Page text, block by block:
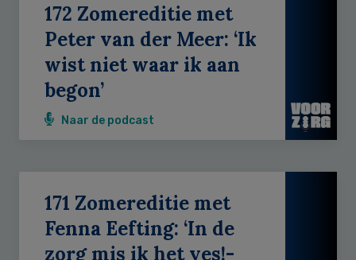
172 Zomereditie met
Peter van der Meer: ‘Ik
wist niet waar ik aan
begon’
Naar de podcast
171 Zomereditie met
Fenna Eefting: ‘In de
zorg mis ik het yes!-